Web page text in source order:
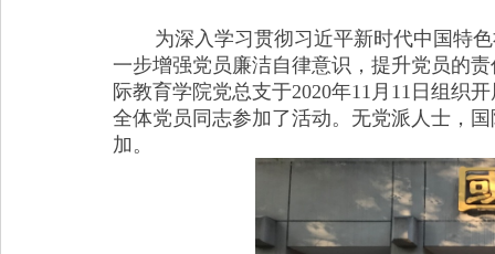
为深入学习贯彻习近平新时代中国特
一步增强党员廉洁自律意识，提升党员的
际教育学院党总支于2020年11 月 11 日组织
全体党员同志参加了活动。无党派人士，
加。